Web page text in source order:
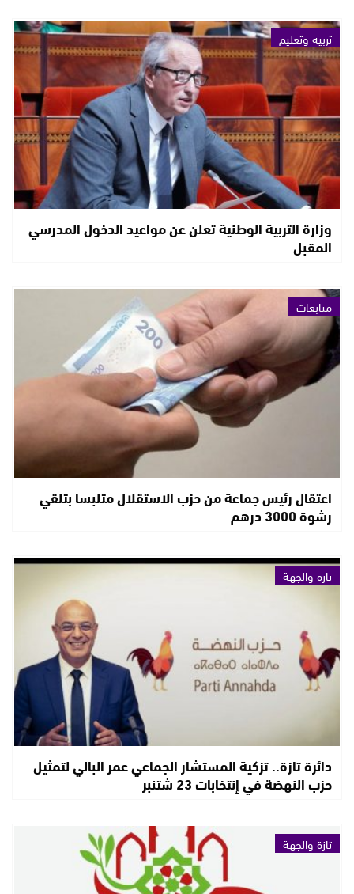
تربية وتعليم
وزارة التربية الوطنية تعلن عن مواعيد الدخول المدرسي
المقبل
متابعات
اعتقال رئيس جماعة من حزب الاستقلال متلبسا بتلقي
رشوة 3000 درهم
تازة والجهة
دائرة تازة.. تزكية المستشار الجماعي عمر البالي لتمثيل
حزب النهضة في إنتخابات 23 شتنبر
تازة والجهة